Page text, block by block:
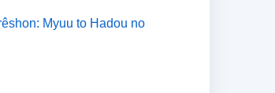
Myuu to Hadou no